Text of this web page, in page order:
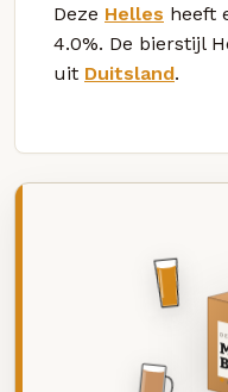
Deze Helles heeft
4.0%. De bierstijl
uit Duitsland.